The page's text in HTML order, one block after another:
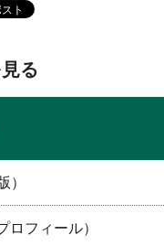
る
）
ロフィール）